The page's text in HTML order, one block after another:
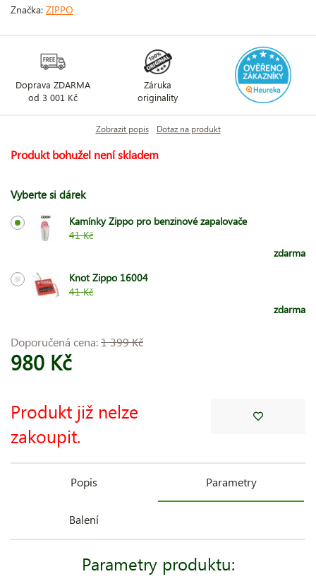
Značka: ZIPPO
Doprava ZDARMA
od 3 001 Kč
Záruka
originality
Zobrazit popis Dotaz na produkt
Produkt bohužel není skladem
Vyberte si dárek
Kamínky Zippo pro benzinové zapalovače
41 Kč
zdarma
Knot Zippo 16004
41 Kč
zdarma
Doporučená cena:1 399 Kč
980 Kč
Produkt již nelze
zakoupit.
Popis Parametry
Balení
Parametry produktu: